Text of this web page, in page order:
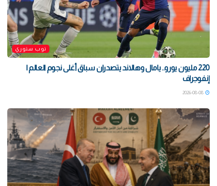
توب ستوري
220 مليون يورو.. يامال وهالاند يتصدران سباق أغلى نجوم العالم |
إنفوجراف